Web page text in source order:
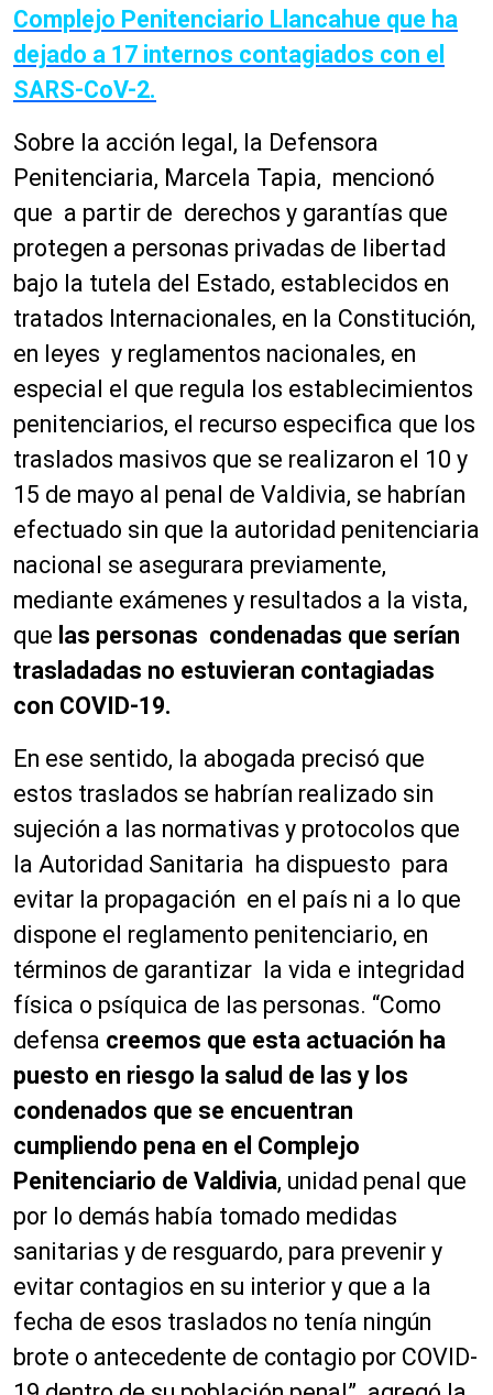
Complejo Penitenciario Llancahue que ha
dejado a 17 internos contagiados con el
SARS-CoV-2.
Sobre la acción legal, la Defensora
Penitenciaria, Marcela Tapia, mencionó
que a partir de derechos y garantías que
protegen a personas privadas de libertad
bajo la tutela del Estado, establecidos en
tratados Internacionales, en la Constitución,
en leyes y reglamentos nacionales, en
especial el que regula los establecimientos
penitenciarios, el recurso especifica que los
traslados masivos que se realizaron el 10 y
15 de mayo al penal de Valdivia, se habrían
efectuado sin que la autoridad penitenciaria
nacional se asegurara previamente,
mediante exámenes y resultados a la vista,
que las personas condenadas que serían
trasladadas no estuvieran contagiadas
con COVID-19.
En ese sentido, la abogada precisó que
estos traslados se habrían realizado sin
sujeción a las normativas y protocolos que
la Autoridad Sanitaria ha dispuesto para
evitar la propagación en el país ni a lo que
dispone el reglamento penitenciario, en
términos de garantizar la vida e integridad
física o psíquica de las personas. “Como
defensa creemos que esta actuación ha
puesto en riesgo la salud de las y los
condenados que se encuentran
cumpliendo pena en el Complejo
Penitenciario de Valdivia, unidad penal que
por lo demás había tomado medidas
sanitarias y de resguardo, para prevenir y
evitar contagios en su interior y que a la
fecha de esos traslados no tenía ningún
brote o antecedente de contagio por COVID-